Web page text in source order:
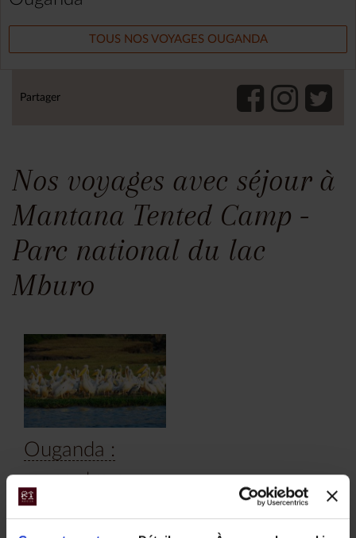
TOUS NOS VOYAGES OUGANDA
Partager
Nos voyages avec séjour à
Mantana Tented Camp -
Parc national du lac
Mburo
Ouganda :
rencontre avec
les gorilles et